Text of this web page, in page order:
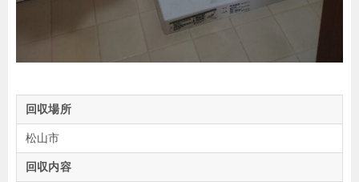
回収場所
松山市
回収内容